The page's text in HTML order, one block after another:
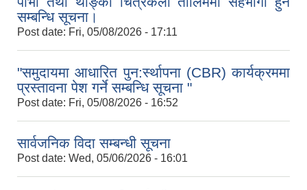
सम्बन्धि सूचना।
Post date: Fri, 05/08/2026 - 17:11
"समुदायमा आधारित पुन:र्स्थापना (CBR) कार्यक्रममा
प्रस्तावना पेश गर्ने सम्बन्धि सूचना "
Post date: Fri, 05/08/2026 - 16:52
सार्वजनिक विदा सम्बन्धी सूचना
Post date: Wed, 05/06/2026 - 16:01